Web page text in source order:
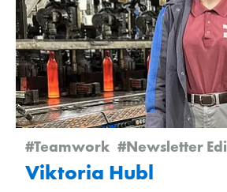
#Teamwork #Newsletter
Viktoria Hubl